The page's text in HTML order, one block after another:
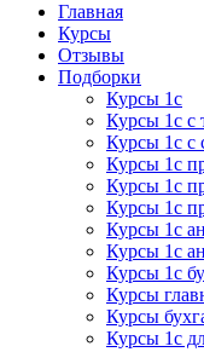
Курсы 1С
Курсы 1СГлавная
Курсы
Отзывы
Подборки
Курсы 1с
Курсы 1с с
Курсы 1с с
Курсы 1с
Курсы 1с
Курсы 1с
Курсы 1с
Курсы 1с
Курсы 1с
Курсы
Курсы
Курсы 1с